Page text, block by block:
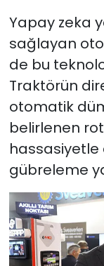
Yapay zeka
sağlayan
de bu
Traktörün
otomatik
belirlenen
gübreleme